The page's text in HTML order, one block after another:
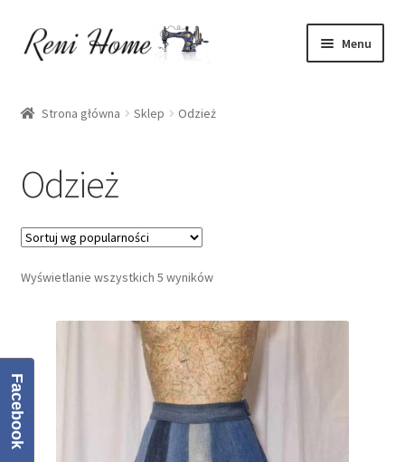
Przejdź
do
Przejdź
do
Menu
Koszyk
Moje konto
O mnie
Polityka prywatności
Regulamin
Strona główna Sklep Odzież
Odzież
Wyświetlanie wszystkich 5 wyników
Facebook